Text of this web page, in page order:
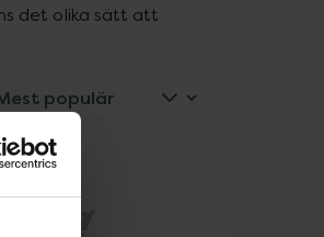
det olika sätt att